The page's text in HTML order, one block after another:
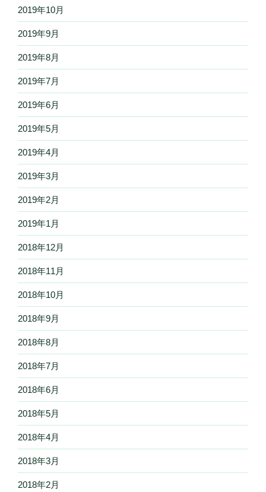
2019年10月
2019年9月
2019年8月
2019年7月
2019年6月
2019年5月
2019年4月
2019年3月
2019年2月
2019年1月
2018年12月
2018年11月
2018年10月
2018年9月
2018年8月
2018年7月
2018年6月
2018年5月
2018年4月
2018年3月
2018年2月